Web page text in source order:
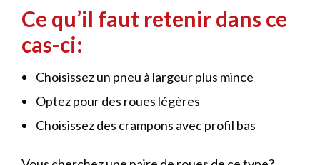
Ce qu’il faut retenir dans ce
cas-ci:
Choisissez un pneu à largeur plus mince
Optez pour des roues légères
Choisissez des crampons avec profil bas